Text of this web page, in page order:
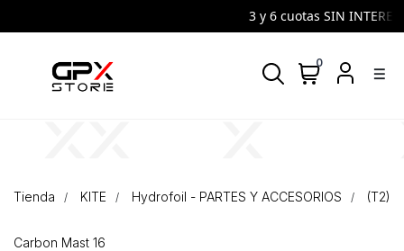
3 y 6 cuotas SIN INTERES
density_medium
0
Tienda KITE Hydrofoil - PARTES Y ACCESORIOS (T2)
Carbon Mast 16